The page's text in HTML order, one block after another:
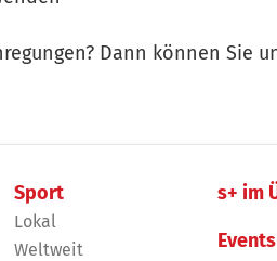
Dann können Sie
Sport
Lokal
Weltweit
s+ im
Events